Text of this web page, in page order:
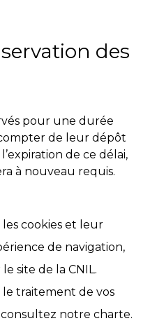
des
pour une durée
de leur dépôt
de ce délai,
à nouveau requis.
cookies et leur
de navigation,
site de la CNIL.
traitement de vos
notre charte.